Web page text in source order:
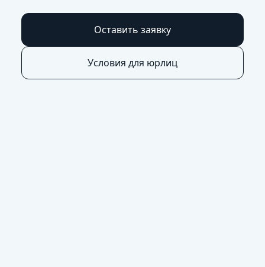
Оставить заявку
Условия для юрлиц